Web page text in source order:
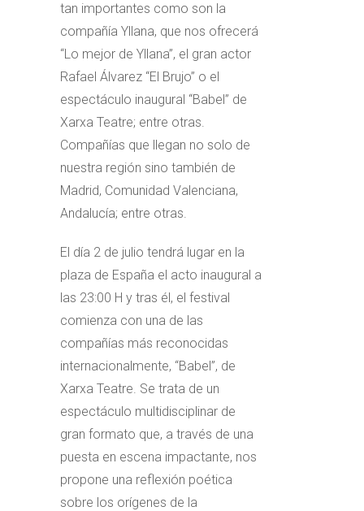
tan importantes como son la
compañía Yllana, que nos ofrecerá
“Lo mejor de Yllana”, el gran actor
Rafael Álvarez “El Brujo” o el
espectáculo inaugural “Babel” de
Xarxa Teatre; entre otras.
Compañías que llegan no solo de
nuestra región sino también de
Madrid, Comunidad Valenciana,
Andalucía; entre otras.
El día 2 de julio tendrá lugar en la
plaza de España el acto inaugural a
las 23:00 H y tras él, el festival
comienza con una de las
compañías más reconocidas
internacionalmente, “Babel”, de
Xarxa Teatre. Se trata de un
espectáculo multidisciplinar de
gran formato que, a través de una
puesta en escena impactante, nos
propone una reflexión poética
sobre los orígenes de la